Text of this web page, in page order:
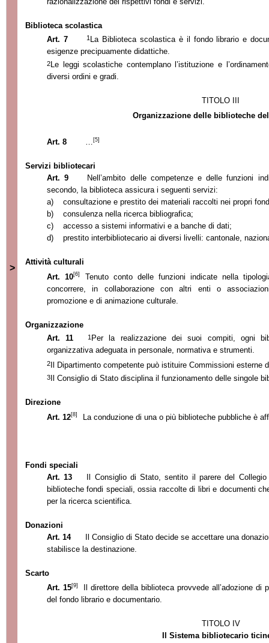
>
Biblioteca scolastica
Art. 7
1 La Biblioteca scolastica è il fondo librario e
esigenze precipuamente didattiche.
2Le leggi scolastiche contemplano l’istituzione e
diversi ordini e gradi.
TITOLO III
Organizzazione delle biblioteche
Art. 8 …[5]
Servizi bibliotecari
Art. 9
Nell’ambito delle competenze e delle funzioni
secondo, la biblioteca assicura i seguenti servizi:
a)
consultazione e prestito dei materiali raccolti nei propri
b)
consulenza nella ricerca bibliografica;
c)
accesso a sistemi informativi e a banche di dati;
d)
prestito interbibliotecario ai diversi livelli: cantonale,
Attività culturali
Art. 10[6]
Tenuto conto delle funzioni indicate nella
concorrere, in collaborazione con altri enti o
promozione e di animazione culturale.
Organizzazione
Art. 11
1 Per la realizzazione dei suoi compiti, ogni
organizzativa adeguata in personale, normativa e strumenti.
2Il Dipartimento competente può istituire Commissioni esterne
3 Il Consiglio di Stato disciplina il funzionamento delle singole
Direzione
Art. 12[8] La conduzione di una o più biblioteche pubbliche è
Fondi speciali
Art. 13
Il Consiglio di Stato, sentito il parere del
biblioteche fondi speciali, ossia raccolte di libri e documenti
per la ricerca scientifica.
Donazioni
Art. 14
Il Consiglio di Stato decide se accettare una
stabilisce la destinazione.
Scarto
Art. 15[9]
Il direttore della biblioteca provvede all’adozione
del fondo librario e documentario.
TITOLO IV
Il Sistema bibliotecario